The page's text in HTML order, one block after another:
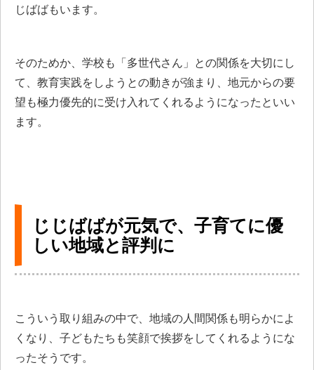
じばばもいます。
そのためか、学校も「多世代さん」との関係を大切にし
て、教育実践をしようとの動きが強まり、地元からの要
望も極力優先的に受け入れてくれるようになったといい
ます。
じじばばが元気で、子育てに優
しい地域と評判に
こういう取り組みの中で、地域の人間関係も明らかによ
くなり、子どもたちも笑顔で挨拶をしてくれるようにな
ったそうです。